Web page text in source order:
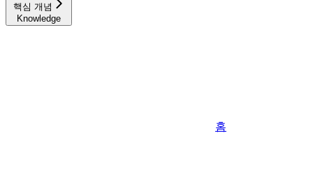
핵심 개념
Knowledge
홈